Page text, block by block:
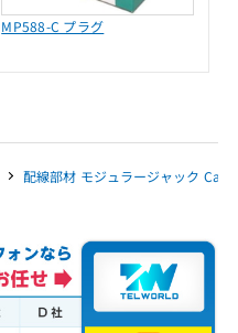
MP588-C プラグ
配線部材 モジュラージャック